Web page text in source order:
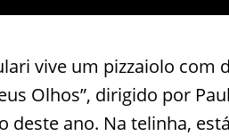
vive um pizzaiolo com
Olhos”, dirigido por
deste ano. Na telinha,